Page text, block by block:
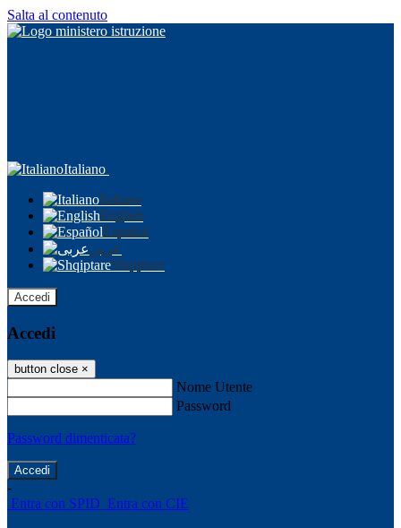
Salta al contenuto
Italiano
Italiano
English
Español
عربى
Shqiptare
Accedi
Accedi
button close ×
Nome Utente
Password
Password dimenticata?
-
Entra con SPID Entra con CIE